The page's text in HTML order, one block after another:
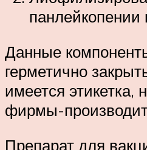
Данные
герметично
имеется
фирмы-
Препарат для